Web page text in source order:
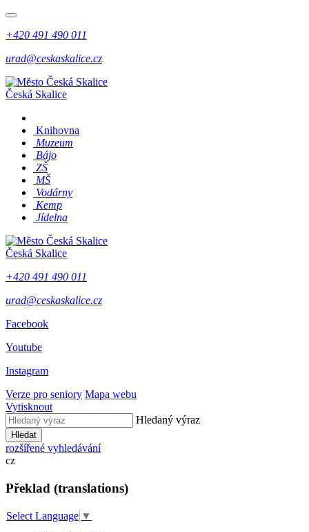
+420 491 490 011
urad@ceskaskalice.cz
Česká Skalice
Knihovna
Muzeum
Bájo
ZŠ
MŠ
Vodárny
Kemp
Jídelna
Česká Skalice
+420 491 490 011
urad@ceskaskalice.cz
Facebook
Youtube
Instagram
Verze pro seniory Mapa webu
Vytisknout
Hledaný výraz
Hledat
rozšířené vyhledávání
cz
Překlad (translations)
Select Language ▼